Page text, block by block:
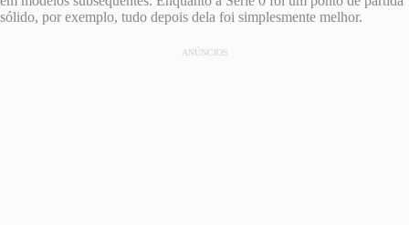
sólido, por exemplo, tudo depois dela foi simplesmente melhor.
ANÚNCIOS